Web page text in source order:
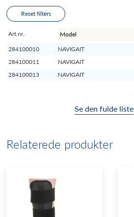
Reset filters
Art.nr.
284100010
NAVIGAIT
284100011
NAVIGAIT
284100013
NAVIGAIT
Se den fulde liste
Relaterede produkter